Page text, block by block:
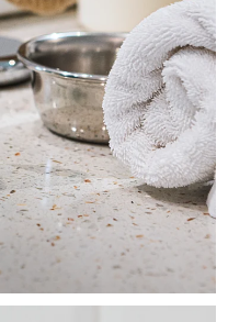
bag
& balm
devices
devices
therapy
devices
Set
& 18% PAP gel
anti-aging
anti-aging set
décolleté LED mask
mask
scalp massager
serum
肌膚年輕化
Light Therapy
Light Therapy
Serum
預計送達日期8/8/26
預計送達日期8/9/26
預計送達日期8/8/26
預計送達日期8/8/26
預計送達日期 8/8/26